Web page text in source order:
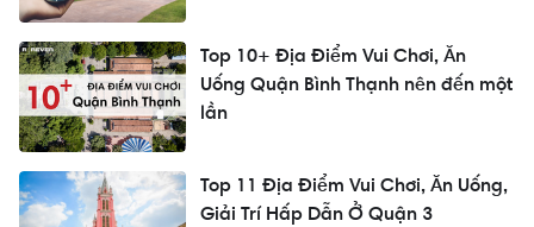
Top 10+ Địa Điểm Vui Chơi, Ăn
Uống Quận Bình Thạnh nên đến một
lần
Top 11 Địa Điểm Vui Chơi, Ăn Uống,
Giải Trí Hấp Dẫn Ở Quận 3